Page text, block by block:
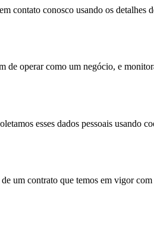
contato conosco usando os detalhes
de operar como um negócio, e
esses dados pessoais usando
um contrato que temos em vigor